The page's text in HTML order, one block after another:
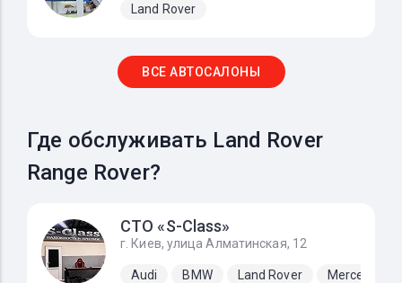
Land Rover
ВСЕ АВТОСАЛОНЫ
Где обслуживать Land Rover
Range Rover?
СТО «S-Class»
г. Киев, улица Алматинская, 12
Audi BMW Land Rover Mercedes-